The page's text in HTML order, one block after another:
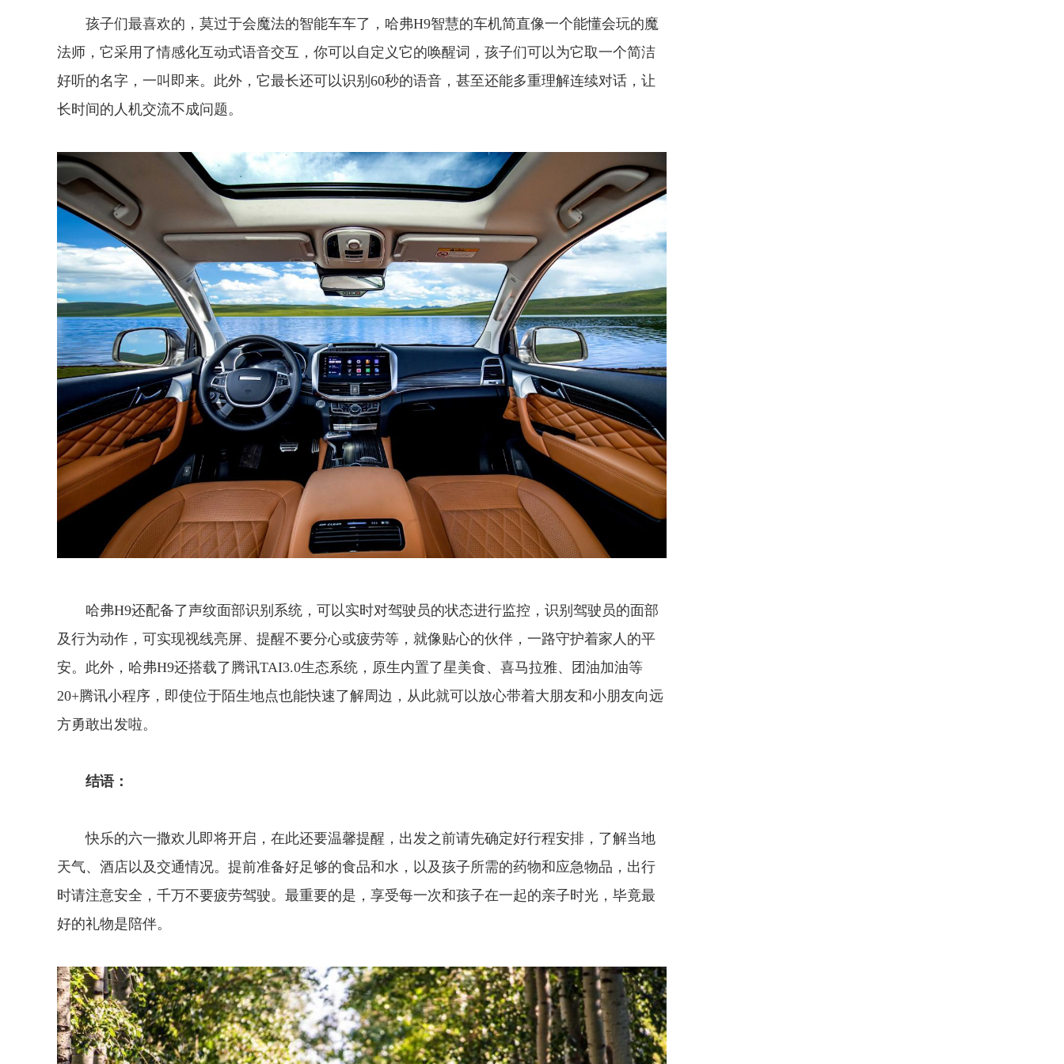
孩子们最喜欢的，莫过于会魔法的智能车车了，哈弗H9智慧的车机简直像一个能懂会玩的魔
法师，它采用了情感化互动式语音交互，你可以自定义它的唤醒词，孩子们可以为它取一个简洁
好听的名字，一叫即来。此外，它最长还可以识别60秒的语音，甚至还能多重理解连续对话，让
长时间的人机交流不成问题。
哈弗H9还配备了声纹面部识别系统，可以实时对驾驶员的状态进行监控，识别驾驶员的面部
及行为动作，可实现视线亮屏、提醒不要分心或疲劳等，就像贴心的伙伴，一路守护着家人的平
安。此外，哈弗H9还搭载了腾讯TAI3.0生态系统，原生内置了星美食、喜马拉雅、团油加油等
20+腾讯小程序，即使位于陌生地点也能快速了解周边，从此就可以放心带着大朋友和小朋友向远
方勇敢出发啦。
结语：
快乐的六一撒欢儿即将开启，在此还要温馨提醒，出发之前请先确定好行程安排，了解当地
天气、酒店以及交通情况。提前准备好足够的食品和水，以及孩子所需的药物和应急物品，出行
时请注意安全，千万不要疲劳驾驶。最重要的是，享受每一次和孩子在一起的亲子时光，毕竟最
好的礼物是陪伴。